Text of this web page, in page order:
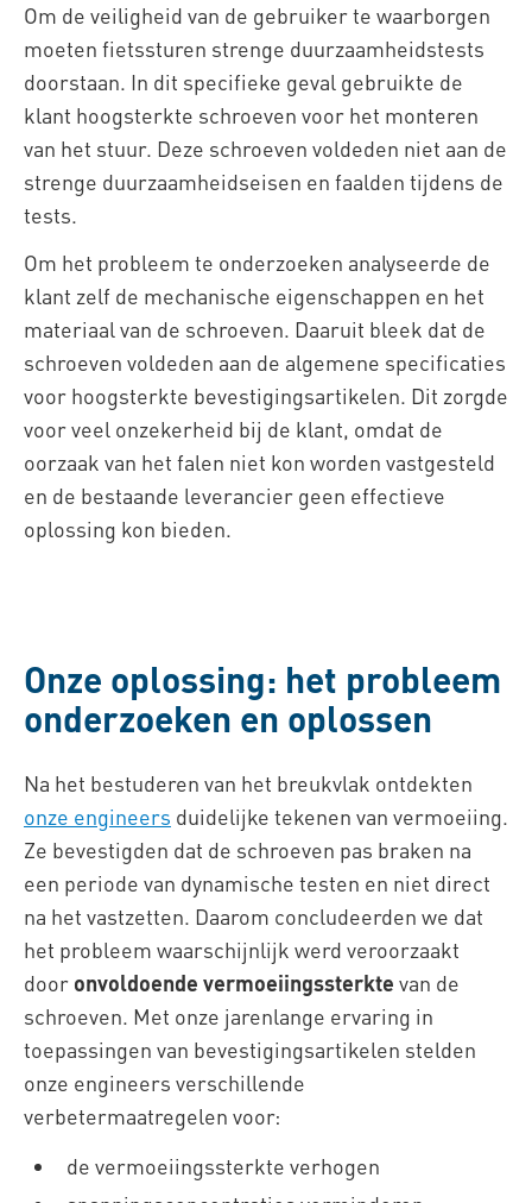
Om de veiligheid van de gebruiker te waarborgen
moeten fietssturen strenge duurzaamheidstests
doorstaan. In dit specifieke geval gebruikte de
klant hoogsterkte schroeven voor het monteren
van het stuur. Deze schroeven voldeden niet aan de
strenge duurzaamheidseisen en faalden tijdens de
tests.
Om het probleem te onderzoeken analyseerde de
klant zelf de mechanische eigenschappen en het
materiaal van de schroeven. Daaruit bleek dat de
schroeven voldeden aan de algemene specificaties
voor hoogsterkte bevestigingsartikelen. Dit zorgde
voor veel onzekerheid bij de klant, omdat de
oorzaak van het falen niet kon worden vastgesteld
en de bestaande leverancier geen effectieve
oplossing kon bieden.
Onze oplossing: het probleem
onderzoeken en oplossen
Na het bestuderen van het breukvlak ontdekten
onze engineers duidelijke tekenen van vermoeiing.
Ze bevestigden dat de schroeven pas braken na
een periode van dynamische testen en niet direct
na het vastzetten. Daarom concludeerden we dat
het probleem waarschijnlijk werd veroorzaakt
door onvoldoende vermoeiingssterkte van de
schroeven. Met onze jarenlange ervaring in
toepassingen van bevestigingsartikelen stelden
onze engineers verschillende
verbetermaatregelen voor:
de vermoeiingssterkte verhogen